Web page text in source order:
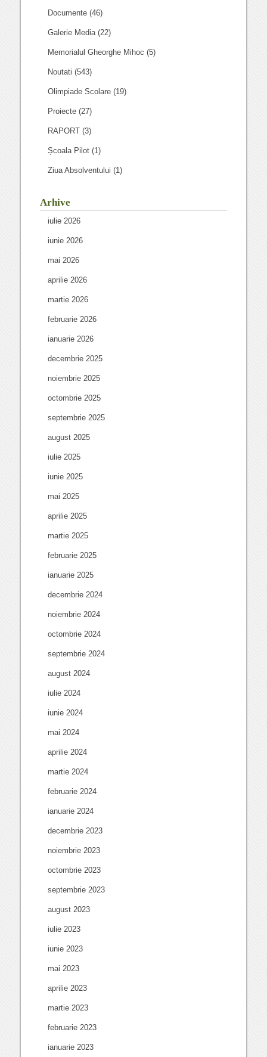
Documente (46)
Galerie Media(22)
Memorialul Gheorghe Mihoc (5)
Noutati (543)
Olimpiade Scolare (19)
Proiecte (27)
RAPORT (3)
Școala Pilot (1)
Ziua Absolventului (1)
Arhive
iulie 2026
iunie 2026
mai 2026
aprilie 2026
martie 2026
februarie 2026
ianuarie 2026
decembrie 2025
noiembrie 2025
octombrie 2025
septembrie 2025
august 2025
iulie 2025
iunie 2025
mai 2025
aprilie 2025
martie 2025
februarie 2025
ianuarie 2025
decembrie 2024
noiembrie 2024
octombrie 2024
septembrie 2024
august 2024
iulie 2024
iunie 2024
mai 2024
aprilie 2024
martie 2024
februarie 2024
ianuarie 2024
decembrie 2023
noiembrie 2023
octombrie 2023
septembrie 2023
august 2023
iulie 2023
iunie 2023
mai 2023
aprilie 2023
martie 2023
februarie 2023
ianuarie 2023